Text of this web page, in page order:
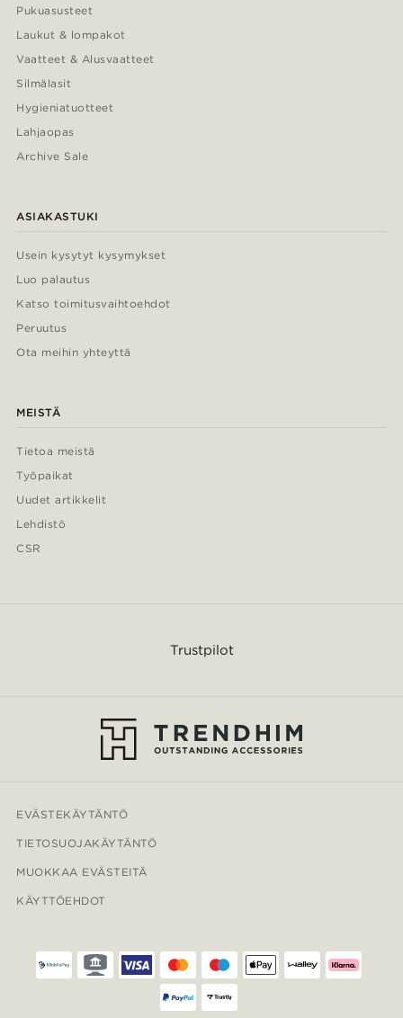
Pukuasusteet
Laukut & lompakot
Vaatteet & Alusvaatteet
Silmälasit
Hygieniatuotteet
Lahjaopas
Archive Sale
ASIAKASTUKI
Usein kysytyt kysymykset
Luo palautus
Katso toimitusvaihtoehdot
Peruutus
Ota meihin yhteyttä
MEISTÄ
Tietoa meistä
Työpaikat
Uudet artikkelit
Lehdistö
CSR
Trustpilot
EVÄSTEKÄYTÄNTÖ
TIETOSUOJAKÄYTÄNTÖ
MUOKKAA EVÄSTEITÄ
KÄYTTÖEHDOT